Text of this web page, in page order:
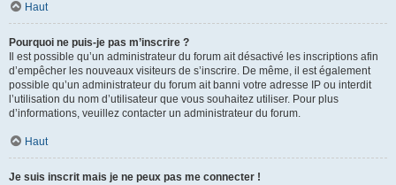
Haut
Pourquoi ne puis-je pas m’inscrire ?
Il est possible qu’un administrateur du forum ait désactivé les inscriptions afin
d’empêcher les nouveaux visiteurs de s’inscrire. De même, il est également
possible qu’un administrateur du forum ait banni votre adresse IP ou interdit
l’utilisation du nom d’utilisateur que vous souhaitez utiliser. Pour plus
d’informations, veuillez contacter un administrateur du forum.
Haut
Je suis inscrit mais je ne peux pas me connecter !